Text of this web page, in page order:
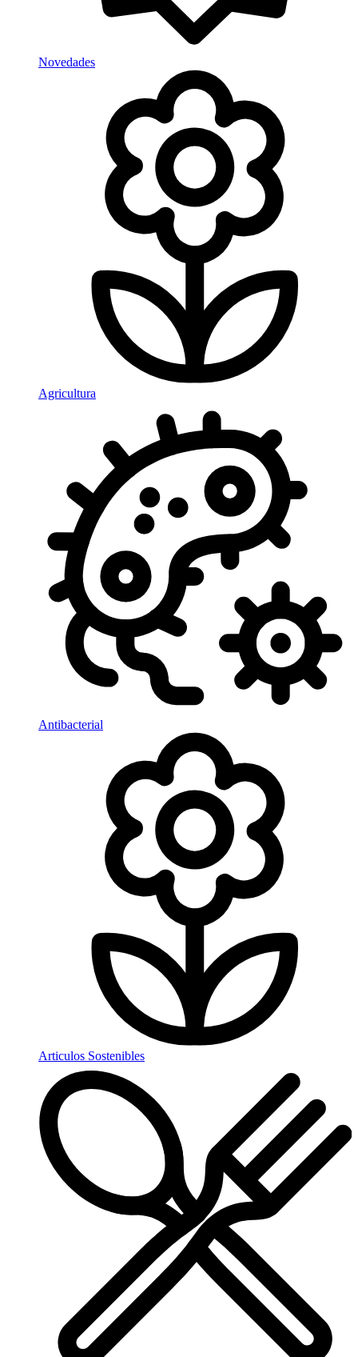
Novedades
Agricultura
Antibacterial
Articulos Sostenibles